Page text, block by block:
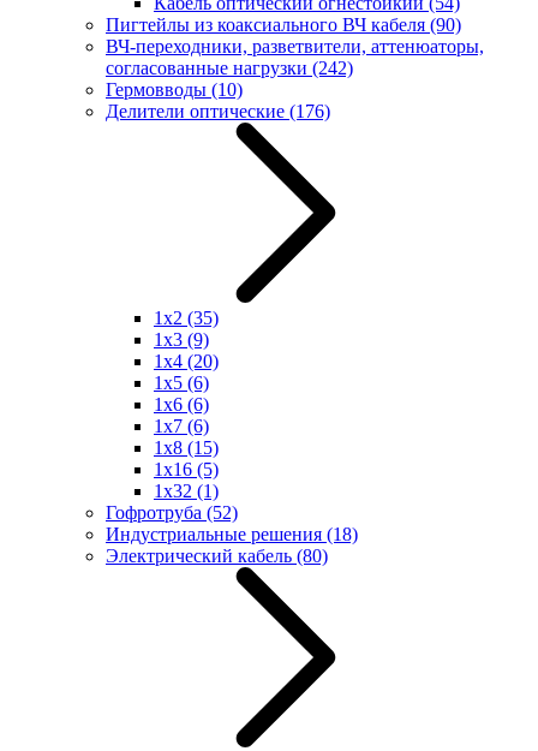
Пигтейлы из коаксиального ВЧ кабеля (90)
ВЧ-переходники, разветвители, аттенюаторы,
согласованные нагрузки (242)
Гермовводы (10)
Делители оптические (176)
1x2 (35)
1x3 (9)
1x4 (20)
1x5 (6)
1x6 (6)
1x7 (6)
1x8 (15)
1x16 (5)
1x32 (1)
Гофротруба (52)
Индустриальные решения (18)
Электрический кабель (80)